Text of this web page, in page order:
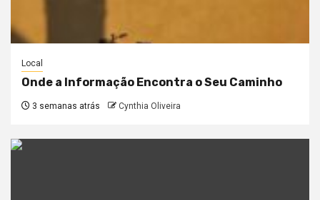
Local
Onde a Informação Encontra o Seu Caminho
3 semanas atrás Cynthia Oliveira